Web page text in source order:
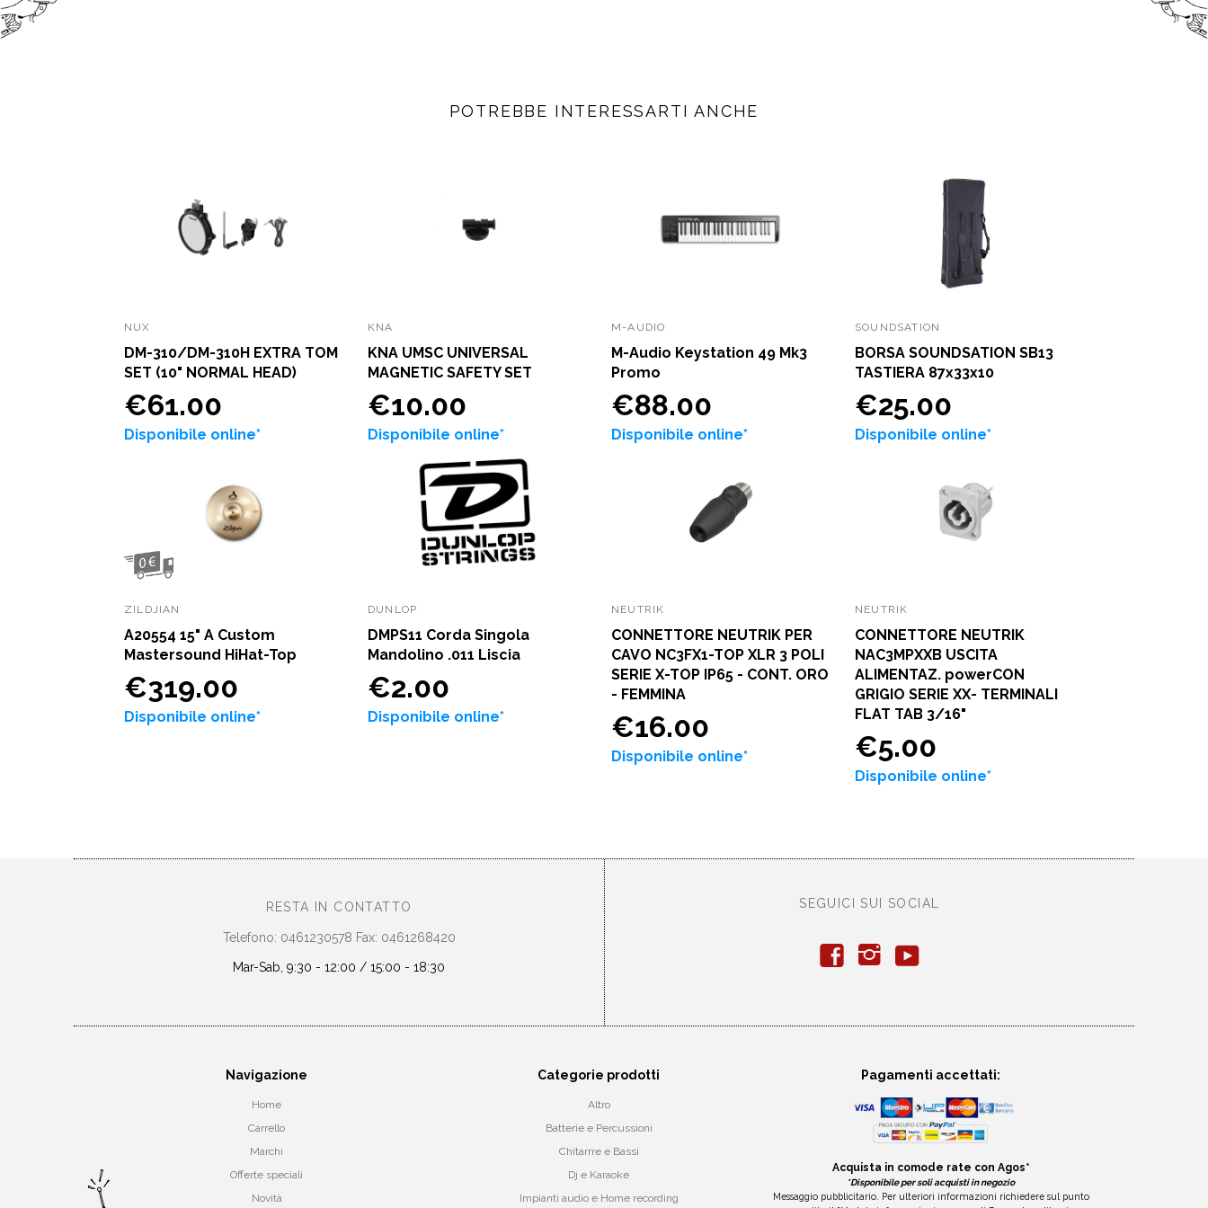
POTREBBE INTERESSARTI ANCHE
NUX
DM-310/DM-310H EXTRA TOM
SET (10" NORMAL HEAD)
€61.00
Disponibile online*
KNA
KNA UMSC UNIVERSAL
MAGNETIC SAFETY SET
€10.00
Disponibile online*
M-AUDIO
M-Audio Keystation 49 Mk3
Promo
€88.00
Disponibile online*
SOUNDSATION
BORSA SOUNDSATION SB13
TASTIERA 87x33x10
€25.00
Disponibile online*
ZILDJIAN
A20554 15" A Custom
Mastersound HiHat-Top
€319.00
Disponibile online*
DUNLOP
DMPS11 Corda Singola
Mandolino .011 Liscia
€2.00
Disponibile online*
NEUTRIK
CONNETTORE NEUTRIK PER
CAVO NC3FX1-TOP XLR 3 POLI
SERIE X-TOP IP65 - CONT. ORO
- FEMMINA
€16.00
Disponibile online*
NEUTRIK
CONNETTORE NEUTRIK
NAC3MPXXB USCITA
ALIMENTAZ. powerCON
GRIGIO SERIE XX- TERMINALI
FLAT TAB 3/16"
€5.00
Disponibile online*
RESTA IN CONTATTO
Telefono: 0461230578 Fax: 0461268420
Mar-Sab, 9:30 - 12:00 / 15:00 - 18:30
SEGUICI SUI SOCIAL
f i y
Navigazione
Home
Carrello
Marchi
Offerte speciali
Novità
Categorie prodotti
Altro
Batterie e Percussioni
Chitarrre e Bassi
Dj e Karaoke
Impianti audio e Home recording
Pagamenti accettati:
Acquista in comode rate con Agos*
*Disponibile per soli acquisti in negozio
Messaggio pubblicitario. Per ulteriori informazioni richiedere sul punto